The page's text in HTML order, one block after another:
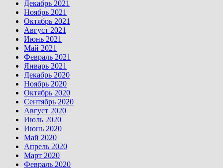
Декабрь 2021
Ноябрь 2021
Октябрь 2021
Август 2021
Июнь 2021
Май 2021
Февраль 2021
Январь 2021
Декабрь 2020
Ноябрь 2020
Октябрь 2020
Сентябрь 2020
Август 2020
Июль 2020
Июнь 2020
Май 2020
Апрель 2020
Март 2020
Февраль 2020